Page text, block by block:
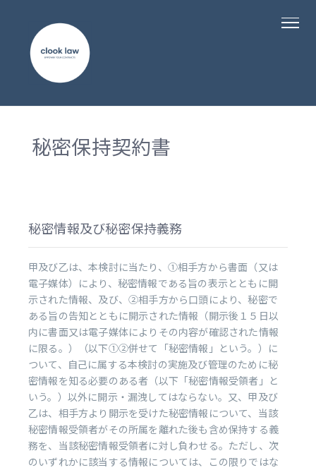
秘密保持契約書
秘密情報及び秘密保持義務
甲及び乙は、本検討に当たり、①相手方から書面（又は
電子媒体）により、秘密情報である旨の表示とともに開
示された情報、及び、②相手方から口頭により、秘密で
ある旨の告知とともに開示された情報（開示後１５日以
内に書面又は電子媒体によりその内容が確認された情報
に限る。）（以下①②併せて「秘密情報」という。）に
ついて、自己に属する本検討の実施及び管理のために秘
密情報を知る必要のある者（以下「秘密情報受領者」と
いう。）以外に開示・漏洩してはならない。又、甲及び
乙は、相手方より開示を受けた秘密情報について、当該
秘密情報受領者がその所属を離れた後も含め保持する義
務を、当該秘密情報受領者に対し負わせる。ただし、次
のいずれかに該当する情報については、この限りではな